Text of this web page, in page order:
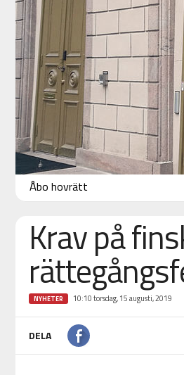
Åbo hovrätt
Krav på
NYHETER 10:10 torsdag, 15 augusti, 2019
DELA